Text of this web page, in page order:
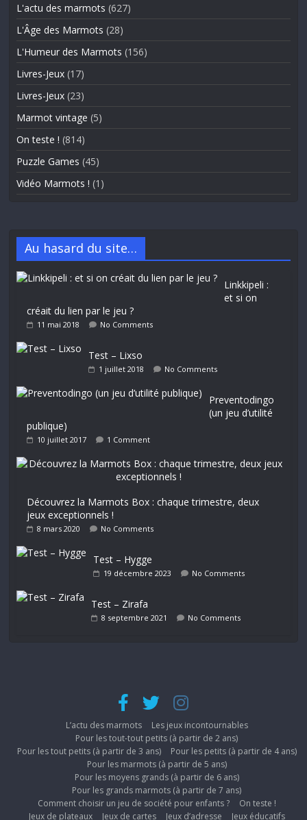
L'actu des marmots (627)
L'Âge des Marmots (28)
L'Humeur des Marmots (156)
Livres-Jeux (17)
Livres-Jeux (23)
Marmot vintage (5)
On teste ! (814)
Puzzle Games (45)
Vidéo Marmots ! (1)
Au hasard du site…
Linkkipeli :
et si on
créait du lien par le jeu ?
11 mai 2018 No Comments
Test – Lixso
1 juillet 2018 No Comments
Preventodingo
(un jeu d’utilité
publique)
10 juillet 2017 1 Comment
Découvrez la Marmots Box : chaque trimestre, deux
jeux exceptionnels !
8 mars 2020 No Comments
Test – Hygge
19 décembre 2023 No Comments
Test – Zirafa
8 septembre 2021 No Comments
L’actu des marmots
Les jeux incontournables
Pour les tout-tout petits (à partir de 2 ans)
Pour les tout petits (à partir de 3 ans)
Pour les petits (à partir de 4 ans)
Pour les marmots (à partir de 5 ans)
Pour les moyens grands (à partir de 6 ans)
Pour les grands marmots (à partir de 7 ans)
Comment choisir un jeu de société pour enfants ?
On teste !
Jeux de plateaux
Jeux de cartes Jeux d’adresse Jeux éducatifs